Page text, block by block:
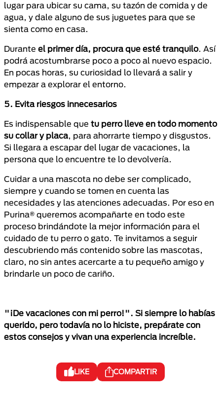
lugar para ubicar su cama, su tazón de comida y de
agua, y dale alguno de sus juguetes para que se
sienta como en casa.
Durante el primer día, procura que esté tranquilo. Así
podrá acostumbrarse poco a poco al nuevo espacio.
En pocas horas, su curiosidad lo llevará a salir y
empezar a explorar el entorno.
5. Evita riesgos innecesarios
Es indispensable que tu perro lleve en todo momento
su collar y placa, para ahorrarte tiempo y disgustos.
Si llegara a escapar del lugar de vacaciones, la
persona que lo encuentre te lo devolvería.
Cuidar a una mascota no debe ser complicado,
siempre y cuando se tomen en cuenta las
necesidades y las atenciones adecuadas. Por eso en
Purina® queremos acompañarte en todo este
proceso brindándote la mejor información para el
cuidado de tu perro o gato. Te invitamos a seguir
descubriendo más contenido sobre las mascotas,
claro, no sin antes acercarte a tu pequeño amigo y
brindarle un poco de cariño.
"¡De vacaciones con mi perro!". Si siempre lo habías
querido, pero todavía no lo hiciste, prepárate con
estos consejos y vivan una experiencia increíble.
LIKE COMPARTIR